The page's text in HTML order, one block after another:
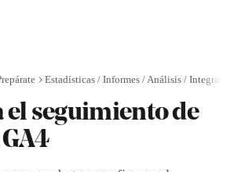
Estadísticas / Informes / Análisis /
el seguimiento de